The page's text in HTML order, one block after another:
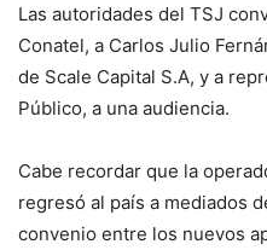
Las autoridades del TSJ
Conatel, a Carlos Julio
de Scale Capital S.A, y a
Público, a una audiencia.
Cabe recordar que la
regresó al país a mediados
convenio entre los nuevos